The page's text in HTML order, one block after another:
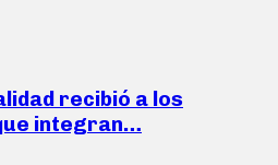
recibió a los
integran…